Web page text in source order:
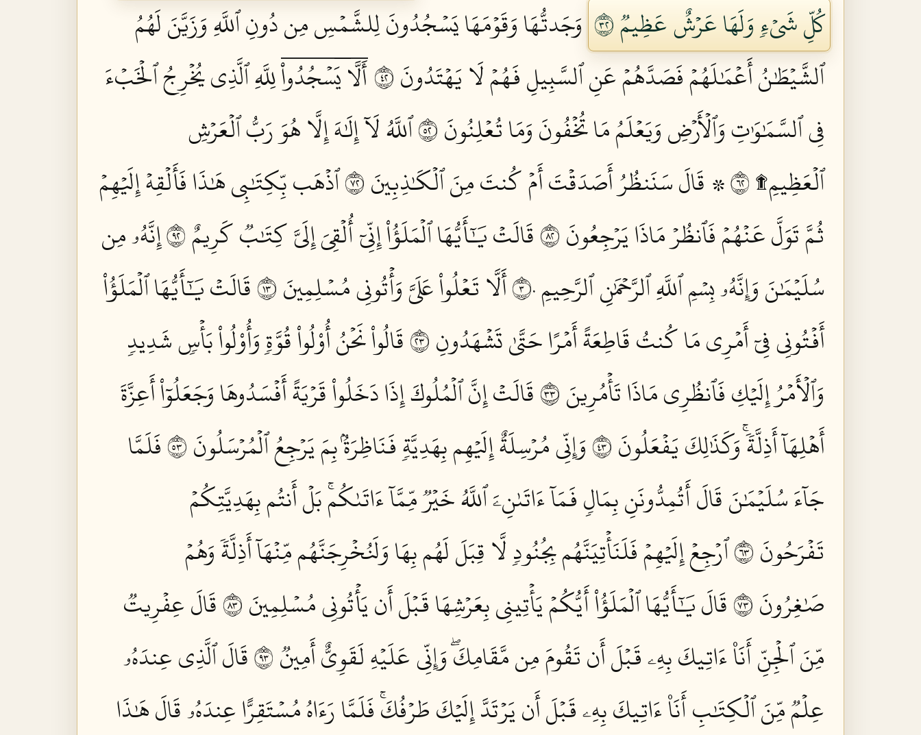
كُلِّ شَيۡءٖ وَلَهَا عَرۡشٌ عَظِيمٞ ٢٣
وَجَدتُّهَا وَقَوۡمَهَا يَسۡجُدُونَ لِلشَّمۡسِ مِن دُونِ ٱللَّهِ وَزَيَّنَ لَهُمُ
ٱلشَّيۡطَٰنُ أَعۡمَٰلَهُمۡ فَصَدَّهُمۡ عَنِ ٱلسَّبِيلِ فَهُمۡ لَا يَهۡتَدُونَ ٢٤
أَلَّاۤ يَسۡجُدُواْۤ لِلَّهِ ٱلَّذِي يُخۡرِجُ ٱلۡخَبۡءَ
فِي ٱلسَّمَٰوَٰتِ وَٱلۡأَرۡضِ وَيَعۡلَمُ مَا تُخۡفُونَ وَمَا تُعۡلِنُونَ ٢٥
ٱللَّهُ لَآ إِلَٰهَ إِلَّا هُوَ رَبُّ ٱلۡعَرۡشِ
ٱلۡعَظِيمِ۩ ٢٦
۞ قَالَ سَنَنظُرُ أَصَدَقۡتَ أَمۡ كُنتَ مِنَ ٱلۡكَٰذِبِينَ ٢٧
ٱذۡهَب بِّكِتَٰبِي هَٰذَا فَأَلۡقِهۡ إِلَيۡهِمۡ
ثُمَّ تَوَلَّ عَنۡهُمۡ فَٱنظُرۡ مَاذَا يَرۡجِعُونَ ٢٨
قَالَتۡ يَٰٓأَيُّهَا ٱلۡمَلَؤُاْ إِنِّيٓ أُلۡقِيَ إِلَيَّ كِتَٰبٞ كَرِيمٌ ٢٩
إِنَّهُۥ مِن
سُلَيۡمَٰنَ وَإِنَّهُۥ بِسۡمِ ٱللَّهِ ٱلرَّحۡمَٰنِ ٱلرَّحِيمِ ٣٠
أَلَّا تَعۡلُواْ عَلَيَّ وَأۡتُونِي مُسۡلِمِينَ ٣١
قَالَتۡ يَٰٓأَيُّهَا ٱلۡمَلَؤُاْ
أَفۡتُونِي فِيٓ أَمۡرِي مَا كُنتُ قَاطِعَةً أَمۡرًا حَتَّىٰ تَشۡهَدُونِ ٣٢
قَالُواْ نَحۡنُ أُوْلُواْ قُوَّةٖ وَأُوْلُواْ بَأۡسٖ شَدِيدٖ
وَٱلۡأَمۡرُ إِلَيۡكِ فَٱنظُرِي مَاذَا تَأۡمُرِينَ ٣٣
قَالَتۡ إِنَّ ٱلۡمُلُوكَ إِذَا دَخَلُواْ قَرۡيَةً أَفۡسَدُوهَا وَجَعَلُوٓاْ أَعِزَّةَ
أَهۡلِهَآ أَذِلَّةٗۚ وَكَذَٰلِكَ يَفۡعَلُونَ ٣٤
وَإِنِّي مُرۡسِلَةٌ إِلَيۡهِم بِهَدِيَّةٖ فَنَاظِرَةُۢ بِمَ يَرۡجِعُ ٱلۡمُرۡسَلُونَ ٣٥
فَلَمَّا
جَآءَ سُلَيۡمَٰنَ قَالَ أَتُمِدُّونَنِ بِمَالٖ فَمَآ ءَاتَىٰنِۦَ ٱللَّهُ خَيۡرٞ مِّمَّآ ءَاتَىٰكُمۚ بَلۡ أَنتُم بِهَدِيَّتِكُمۡ
تَفۡرَحُونَ ٣٦
ٱرۡجِعۡ إِلَيۡهِمۡ فَلَنَأۡتِيَنَّهُم بِجُنُودٖ لَّا قِبَلَ لَهُم بِهَا وَلَنُخۡرِجَنَّهُم مِّنۡهَآ أَذِلَّةٗ وَهُمۡ
صَٰغِرُونَ ٣٧
قَالَ يَٰٓأَيُّهَا ٱلۡمَلَؤُاْ أَيُّكُمۡ يَأۡتِينِي بِعَرۡشِهَا قَبۡلَ أَن يَأۡتُونِي مُسۡلِمِينَ ٣٨
قَالَ عِفۡرِيتٞ
مِّنَ ٱلۡجِنِّ أَنَا۠ ءَاتِيكَ بِهِۦ قَبۡلَ أَن تَقُومَ مِن مَّقَامِكَۖ وَإِنِّي عَلَيۡهِ لَقَوِيٌّ أَمِينٞ ٣٩
قَالَ ٱلَّذِي عِندَهُۥ
عِلۡمٞ مِّنَ ٱلۡكِتَٰبِ أَنَا۠ ءَاتِيكَ بِهِۦ قَبۡلَ أَن يَرۡتَدَّ إِلَيۡكَ طَرۡفُكَۚ فَلَمَّا رَءَاهُ مُسۡتَقِرًّا عِندَهُۥ قَالَ هَٰذَا